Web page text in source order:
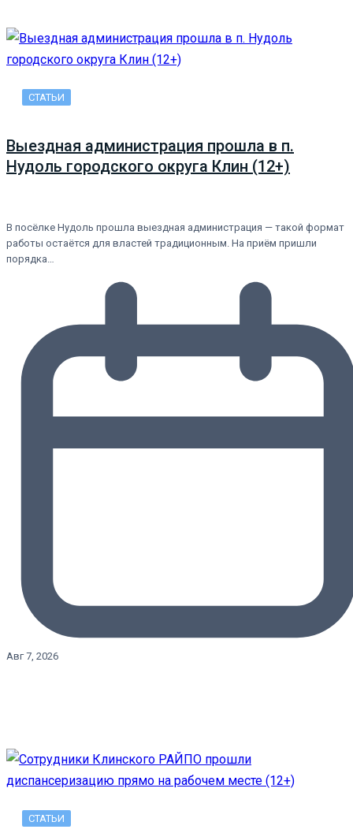
СТАТЬИ
Выездная администрация прошла в п.
Нудоль городского округа Клин (12+)
В посёлке Нудоль прошла выездная администрация — такой формат
работы остаётся для властей традиционным. На приём пришли
порядка…
Авг 7, 2026
СТАТЬИ